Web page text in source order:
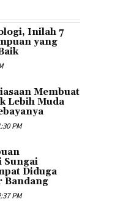
Inilah 7
yang
Membuat
Lebih Muda
PM
Sungai
Diduga
Bandang
PM